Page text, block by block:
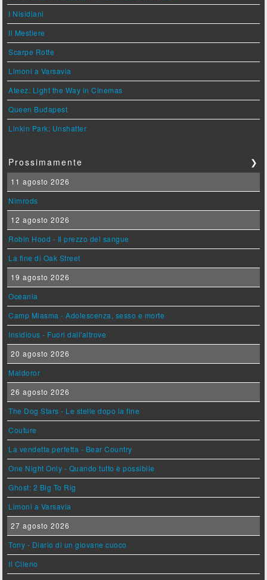
I Nisidiani
Il Mestiere
Scarpe Rotte
Limoni a Varsavia
Ateez: Light the Way in Cinemas
Queen Budapest
Linkin Park: Unshatter
Prossimamente ❯
11 agosto 2026
Nimrods
12 agosto 2026
Robin Hood - Il prezzo del sangue
La fine di Oak Street
19 agosto 2026
Oceania
Camp Miasma - Adolescenza, sesso e morte
Insidious - Fuori dall'altrove
20 agosto 2026
Maldoror
26 agosto 2026
The Dog Stars - Le stelle dopo la fine
Couture
La vendetta perfetta - Bear Country
One Night Only - Quando tutto è possibile
Ghost: 2 Big To Rig
Limoni a Varsavia
27 agosto 2026
Tony - Diario di un giovane cuoco
Il Cileno